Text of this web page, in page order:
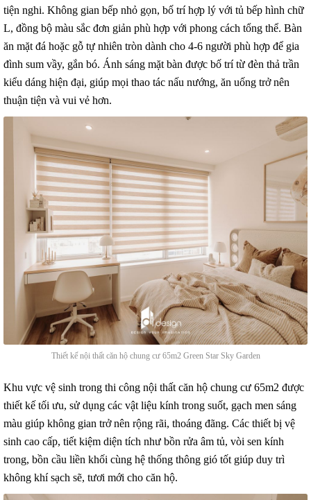
tiện nghi. Không gian bếp nhỏ gọn, bố trí hợp lý với tủ bếp hình chữ
L, đồng bộ màu sắc đơn giản phù hợp với phong cách tổng thể. Bàn
ăn mặt đá hoặc gỗ tự nhiên tròn dành cho 4-6 người phù hợp để gia
đình sum vầy, gắn bó. Ánh sáng mặt bàn được bố trí từ đèn thả trần
kiểu dáng hiện đại, giúp mọi thao tác nấu nướng, ăn uống trở nên
thuận tiện và vui vẻ hơn.
Thiết kế nội thất căn hộ chung cư 65m2 Green Star Sky Garden
Khu vực vệ sinh trong thi công nội thất căn hộ chung cư 65m2 được
thiết kế tối ưu, sử dụng các vật liệu kính trong suốt, gạch men sáng
màu giúp không gian trở nên rộng rãi, thoáng đãng. Các thiết bị vệ
sinh cao cấp, tiết kiệm diện tích như bồn rửa âm tủ, vòi sen kính
trong, bồn cầu liền khối cùng hệ thống thông gió tốt giúp duy trì
không khí sạch sẽ, tươi mới cho căn hộ.